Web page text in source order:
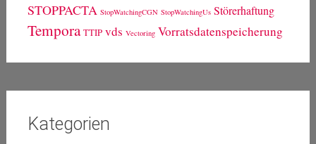
STOPPACTA StopWatchingCGN StopWatchingUs Störerhaftung
Tempora TTIP vds Vectoring Vorratsdatenspeicherung
Kategorien